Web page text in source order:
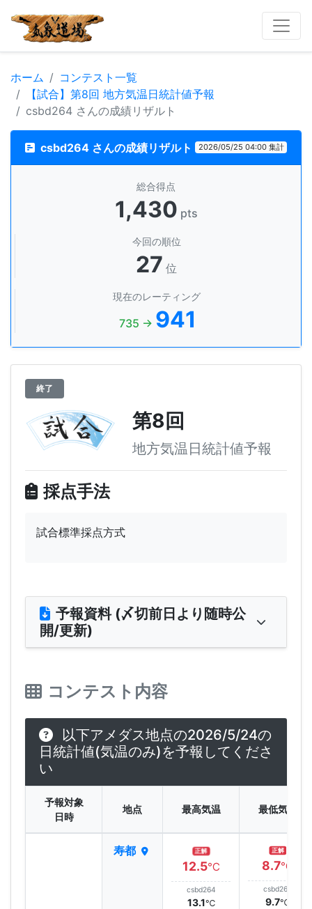
ホーム
コンテスト一覧
【試合】第8回 地方気温日統計値予報
csbd264 さんの成績リザルト
csbd264 さんの成績リザルト 2026/05/25 04:00 集計
総合得点
1,430 pts
今回の順位
27 位
現在のレーティング
735 → 941
終了
第8回
地方気温日統計値予報
採点手法
試合標準採点方式
予報資料 (〆切前日より随時公
開/更新)
コンテスト内容
以下アメダス地点の2026/5/24の
日統計値(気温のみ)を予報してくださ
い
予報対象
日時
地点 最高気温 最低気温
寿都 正解
12.5℃
csbd264
13.1℃
正解
8.7℃
csbd264
9.7℃